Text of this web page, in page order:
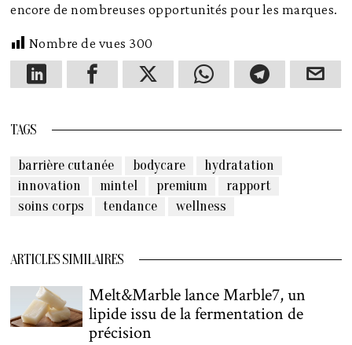
encore de nombreuses opportunités pour les marques.
Nombre de vues 300
TAGS
barrière cutanée bodycare
hydratation
innovation
mintel premium
rapport
soins corps
tendance wellness
ARTICLES SIMILAIRES
Melt&Marble lance Marble7, un
lipide issu de la fermentation de
précision